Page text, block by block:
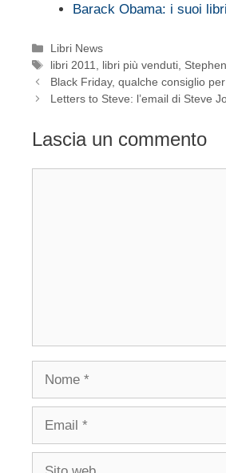
Barack Obama: i suoi
Categorie
Libri News
Tag
libri 2011, libri più venduti,
Black Friday, qualche consiglio
Letters to Steve: l’email di Steve
Lascia un commento
Nome
Email
Sito